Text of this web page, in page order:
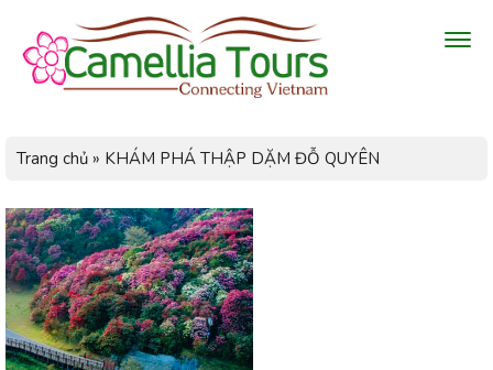
Trang chủ » KHÁM PHÁ THẬP DẶM ĐỖ QUYÊN